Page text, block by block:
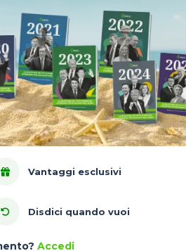
Vantaggi esclusivi
Disdici quando vuoi
Accedi